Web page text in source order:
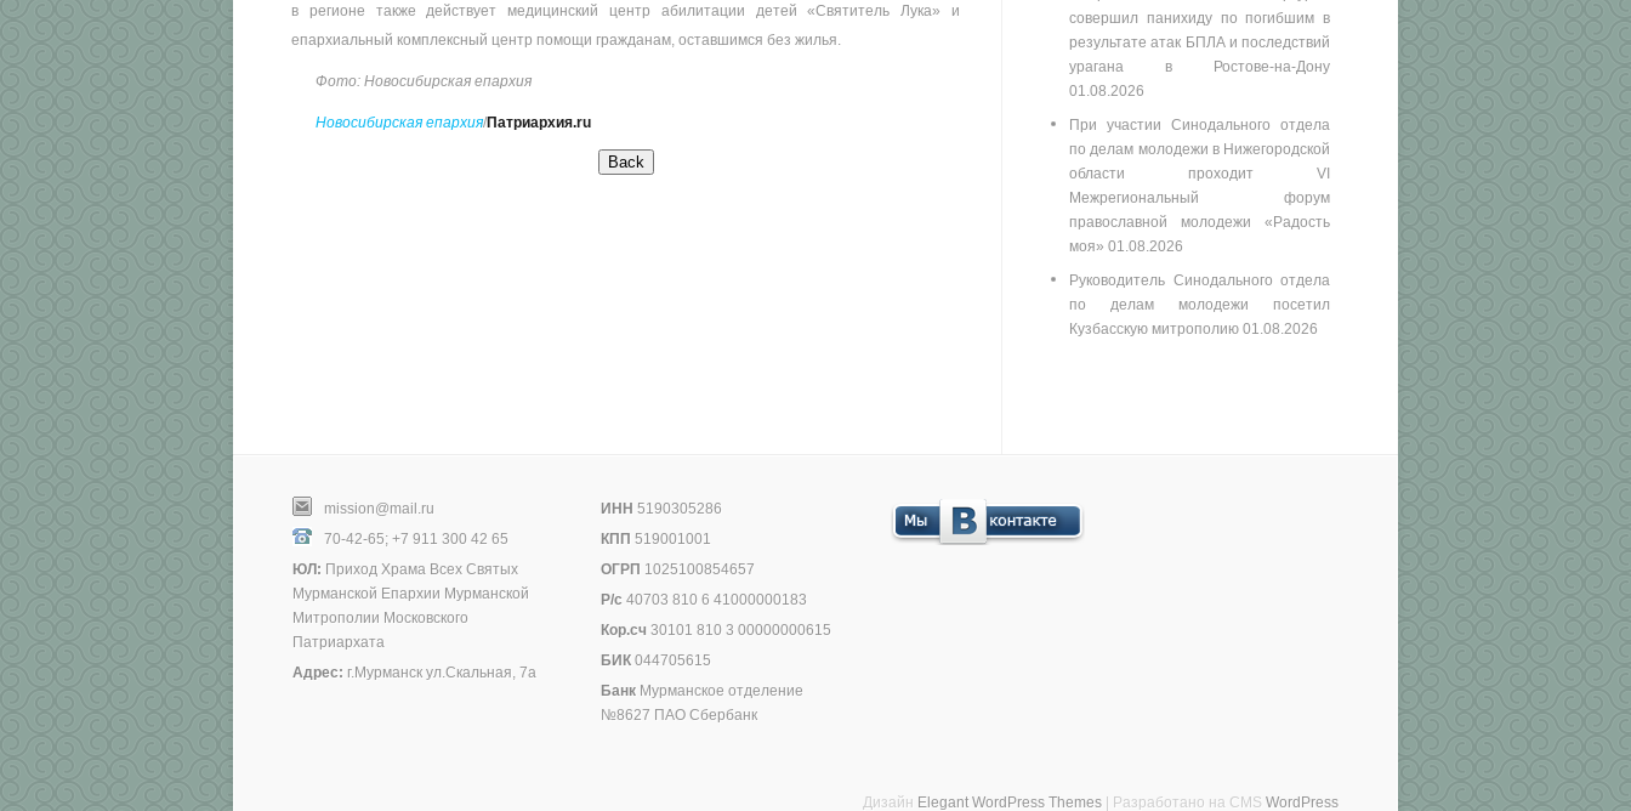
в регионе также действует медицинский центр абилитации детей «Святитель Лука» и
епархиальный комплексный центр помощи гражданам, оставшимся без жилья.
Фото: Новосибирская епархия
Новосибирская епархия/Патриархия.ru
совершил панихиду по погибшим в
результате атак БПЛА и последствий
урагана в Ростове-на-Дону
01.08.2026
При участии Синодального отдела
по делам молодежи в Нижегородской
области проходит VI
Межрегиональный форум
православной молодежи «Радость
моя» 01.08.2026
Руководитель Синодального отдела
по делам молодежи посетил
Кузбасскую митрополию 01.08.2026
mission@mail.ru
70-42-65; +7 911 300 42 65
ЮЛ: Приход Храма Всех Святых
Мурманской Епархии Мурманской
Митрополии Московского
Патриархата
Адрес: г.Мурманск ул.Скальная, 7а
ИНН 5190305286
КПП 519001001
ОГРП 1025100854657
Р/с 40703 810 6 41000000183
Кор.сч 30101 810 3 00000000615
БИК 044705615
Банк Мурманское отделение
№8627 ПАО Сбербанк
Дизайн Elegant WordPress Themes | Разработано на CMS WordPress